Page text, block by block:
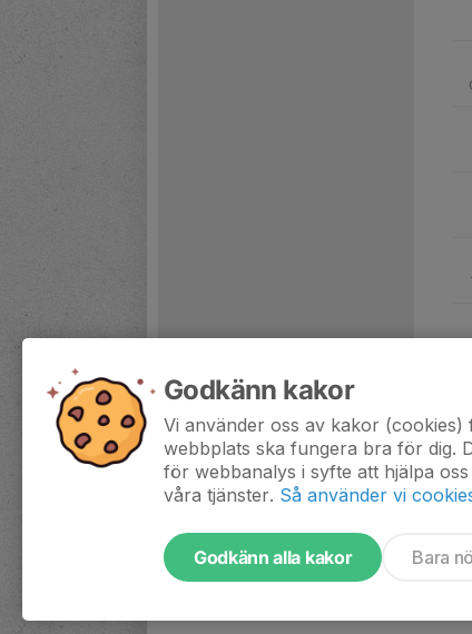
Godkänn kakor
Vi använder oss av kakor
webbplats ska fungera bra för dig.
för webbanalys i syfte att hjälpa
våra tjänster. Så använder vi
Godkänn alla kakor Bara